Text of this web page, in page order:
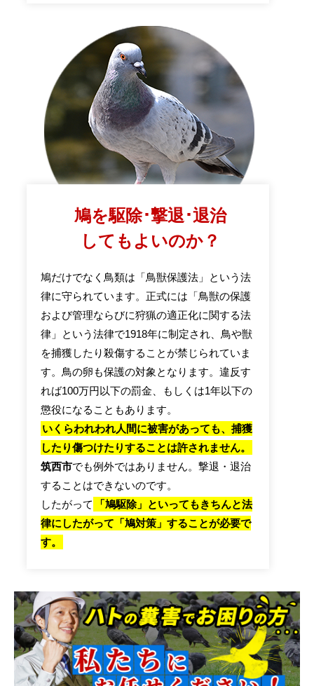
鳩を駆除･撃退･退治
してもよいのか？
鳩だけでなく鳥類は「鳥獣保護法」という法
律に守られています。正式には「鳥獣の保護
および管理ならびに狩猟の適正化に関する法
律」という法律で1918年に制定され、鳥や獣
を捕獲したり殺傷することが禁じられていま
す。鳥の卵も保護の対象となります。違反す
れば100万円以下の罰金、もしくは1年以下の
懲役になることもあります。
いくらわれわれ人間に被害があっても、捕獲
したり傷つけたりすることは許されません。
筑西市でも例外ではありません。撃退・退治
することはできないのです。
したがって
「鳩駆除」といってもきちんと法
律にしたがって「鳩対策」することが必要で
す。